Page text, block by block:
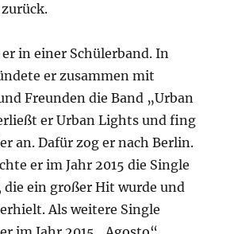
in einer Schülerband. In
er zusammen mit
Freunden die Band „Urban
er Urban Lights und fing
an. Dafür zog er nach Berlin.
er im Jahr 2015 die Single
die ein großer Hit wurde und
Als weitere Single